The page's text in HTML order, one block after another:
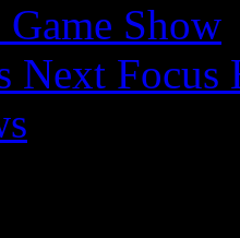
Show
Next